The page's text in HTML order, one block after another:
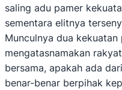
saling adu pamer
sementara elitnya
Munculnya dua
mengatasnamakan
bersama, apakah ada
benar-benar berpihak